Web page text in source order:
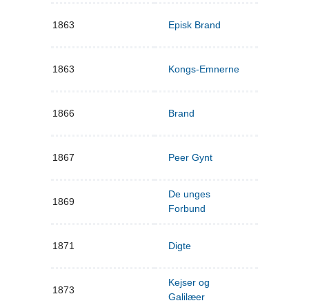
1863 Episk Brand
1863 Kongs-Emnerne
1866 Brand
1867 Peer Gynt
1869
De unges
Forbund
1871 Digte
1873
Kejser og
Galilæer